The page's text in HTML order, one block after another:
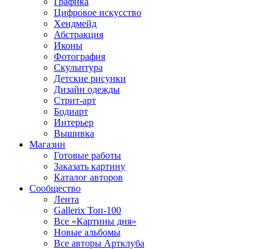
Цифровое искусство
Хендмейд
Абстракция
Иконы
Фотография
Скульптура
Детские рисунки
Дизайн одежды
Стрит-арт
Бодиарт
Интерьер
Вышивка
Магазин
Готовые работы
Заказать картину
Каталог авторов
Сообщество
Лента
Gallerix Топ-100
Все «Картины дня»
Новые альбомы
Все авторы Артклуба